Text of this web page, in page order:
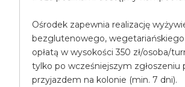
Ośrodek zapewnia realizację
bezglutenowego,
opłatą w wysokości 350 zł/osoba/
tylko po wcześniejszym zgłoszeniu
przyjazdem na kolonie (min. 7 dni).